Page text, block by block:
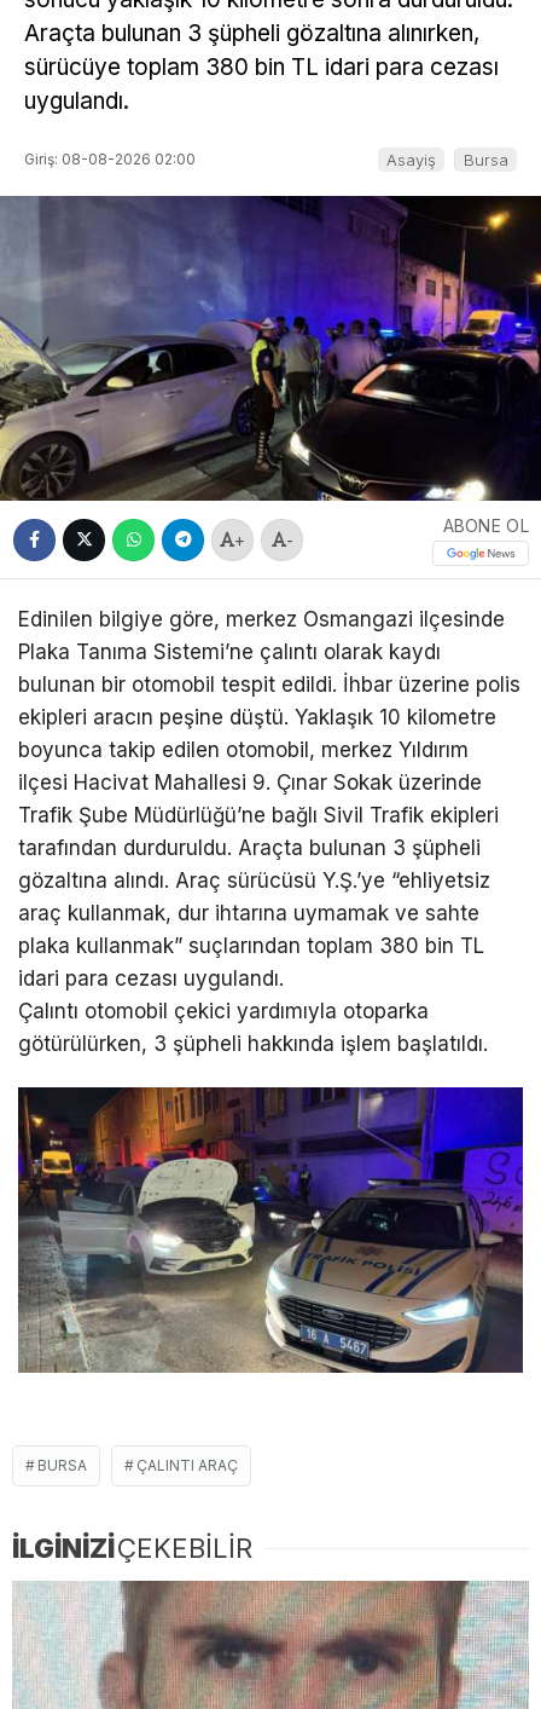
Araçta bulunan 3 şüpheli gözaltına alınırken,
sürücüye toplam 380 bin TL idari para cezası
uygulandı.
Giriş: 08-08-2026 02:00 Asayiş Bursa
+ -
ABONE OL
Edinilen bilgiye göre, merkez Osmangazi ilçesinde
Plaka Tanıma Sistemi’ne çalıntı olarak kaydı
bulunan bir otomobil tespit edildi. İhbar üzerine polis
ekipleri aracın peşine düştü. Yaklaşık 10 kilometre
boyunca takip edilen otomobil, merkez Yıldırım
ilçesi Hacivat Mahallesi 9. Çınar Sokak üzerinde
Trafik Şube Müdürlüğü’ne bağlı Sivil Trafik ekipleri
tarafından durduruldu. Araçta bulunan 3 şüpheli
gözaltına alındı. Araç sürücüsü Y.Ş.’ye “ehliyetsiz
araç kullanmak, dur ihtarına uymamak ve sahte
plaka kullanmak” suçlarından toplam 380 bin TL
idari para cezası uygulandı.
Çalıntı otomobil çekici yardımıyla otoparka
götürülürken, 3 şüpheli hakkında işlem başlatıldı.
BURSA ÇALINTI ARAÇ
İLGİNİZİÇEKEBİLİR